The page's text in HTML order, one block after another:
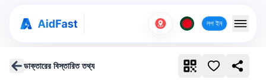
লগ ইন
ডাক্তারের বিস্তারিত তথ্য